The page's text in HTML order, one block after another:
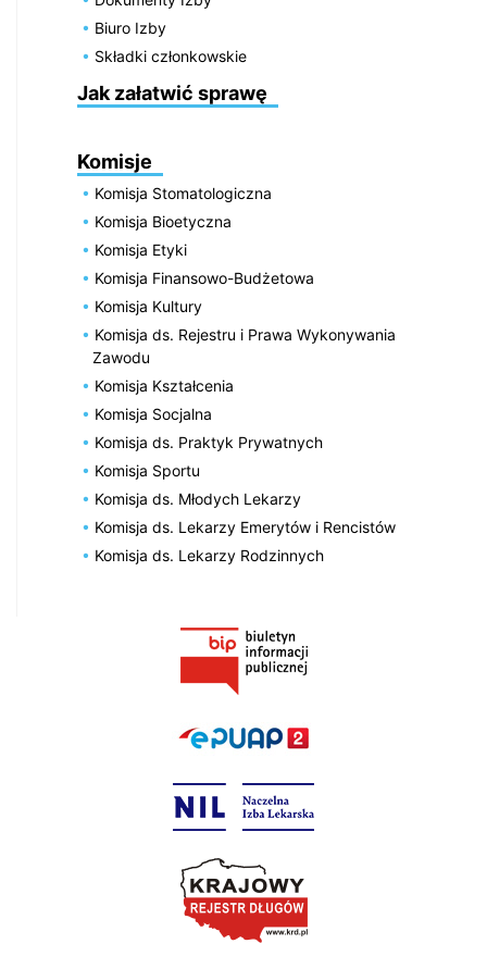
Biuro Izby
Składki członkowskie
Jak załatwić sprawę
Komisje
Komisja Stomatologiczna
Komisja Bioetyczna
Komisja Etyki
Komisja Finansowo-Budżetowa
Komisja Kultury
Komisja ds. Rejestru i Prawa Wykonywania
Zawodu
Komisja Kształcenia
Komisja Socjalna
Komisja ds. Praktyk Prywatnych
Komisja Sportu
Komisja ds. Młodych Lekarzy
Komisja ds. Lekarzy Emerytów i Rencistów
Komisja ds. Lekarzy Rodzinnych